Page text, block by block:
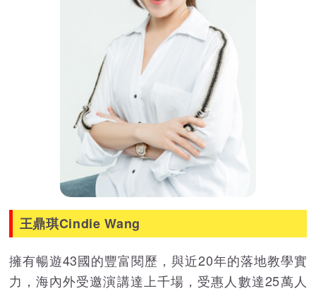
王鼎琪Cindie Wang
擁有暢遊43國的豐富閱歷，與近20年的落地教學實
力，海內外受邀演講達上千場，受惠人數達25萬人